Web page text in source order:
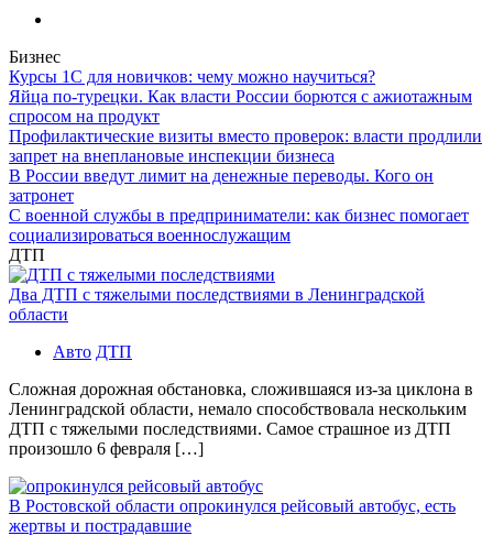
Бизнес
Курсы 1С для новичков: чему можно научиться?
Яйца по-турецки. Как власти России борются с ажиотажным
спросом на продукт
Профилактические визиты вместо проверок: власти продлили
запрет на внеплановые инспекции бизнеса
В России введут лимит на денежные переводы. Кого он
затронет
С военной службы в предприниматели: как бизнес помогает
социализироваться военнослужащим
ДТП
Два ДТП с тяжелыми последствиями в Ленинградской
области
Авто ДТП
Сложная дорожная обстановка, сложившаяся из-за циклона в
Ленинградской области, немало способствовала нескольким
ДТП с тяжелыми последствиями. Самое страшное из ДТП
произошло 6 февраля […]
В Ростовской области опрокинулся рейсовый автобус, есть
жертвы и пострадавшие